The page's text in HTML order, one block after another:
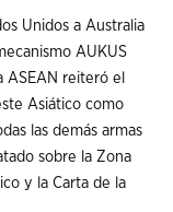
Unidos a Australia
AUKUS
ASEAN reiteró el
Asiático como
las demás armas
sobre la Zona
y la Carta de la